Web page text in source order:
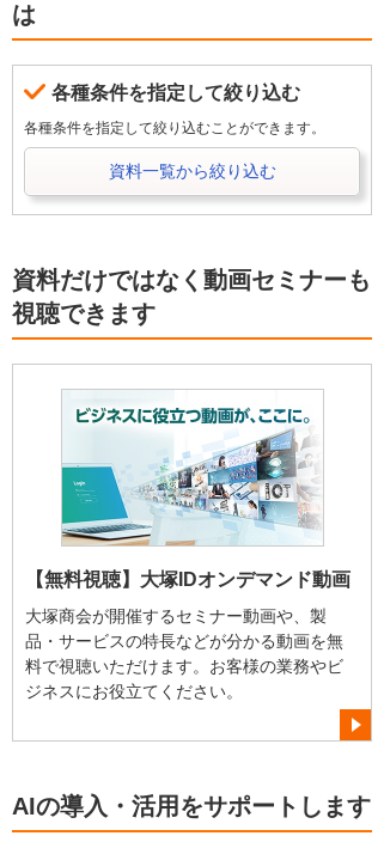
は
各種条件を指定して絞り込む
各種条件を指定して絞り込むことができます。
資料一覧から絞り込む
資料だけではなく動画セミナーも
視聴できます
【無料視聴】大塚IDオンデマンド動画
大塚商会が開催するセミナー動画や、製
品・サービスの特長などが分かる動画を無
料で視聴いただけます。お客様の業務やビ
ジネスにお役立てください。
AIの導入・活用をサポートします